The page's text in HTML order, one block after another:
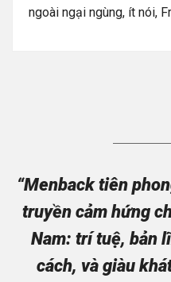
ngoài ngại ngùng, ít nói,
“Menback tiên
truyền cảm hứng
Nam: trí tuệ, bản
cách, và giàu